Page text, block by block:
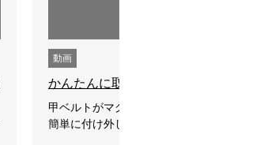
動画
かんたんに取り外せる甲ベルト
甲ベルトがマグネット式になっていて、立っ
簡単に付け外しができ…